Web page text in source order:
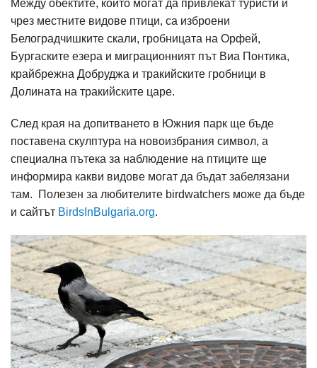
Между обектите, които могат да привлекат туристи и
чрез местните видове птици, са изброени
Белоградчишките скали, гробницата на Орфей,
Бургаските езера и миграционният път Виа Понтика,
крайбрежна Добруджа и тракийските гробници в
Долината на тракийските царе.
След края на допитването в Южния парк ще бъде
поставена скулптура на новоизбрания символ, а
специална пътека за наблюдение на птиците ще
информира какви видове могат да бъдат забелязани
там. Полезен за любителите birdwatchers може да бъде
и сайтът BirdsInBulgaria.org.